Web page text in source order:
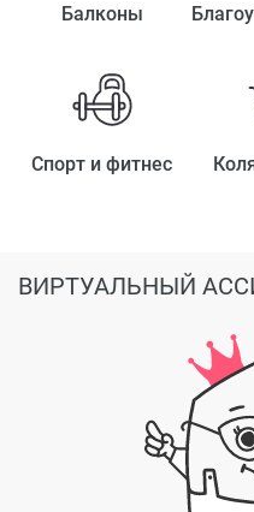
Балконы
Спорт и фитнес
ВИРТУАЛЬНЫЙ